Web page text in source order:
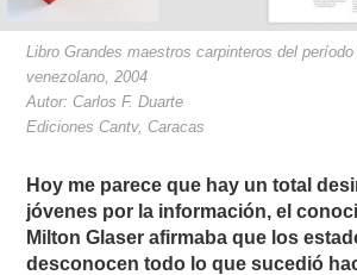
Libro Grandes maestros carpinteros del
venezolano, 2004
Autor: Carlos F. Duarte
Ediciones Cantv, Caracas
Hoy me parece que hay un total
jóvenes por la información, el
Milton Glaser afirmaba que los
desconocen todo lo que sucedió